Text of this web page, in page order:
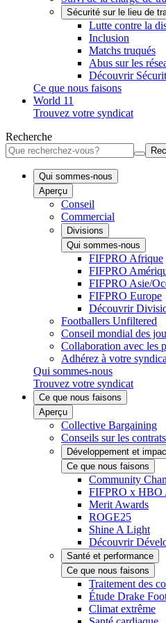
Sécurité sur le lieu de
Lutte contre la
Inclusion
Matchs truqués
Abus sur les
Découvrir
Ce que nous faisons
World 11
Trouvez votre syndicat
Recherche
Qui sommes-nous
Aperçu
Conseil
Commercial
Divisions
Qui sommes-nous
FIFPRO Afrique
FIFPRO
FIFPRO Asie/
FIFPRO Europe
Découvrir
Footballers Unfiltered
Conseil mondial des
Collaboration avec les
Adhérez à votre
Qui sommes-nous
Trouvez votre syndicat
Ce que nous faisons
Aperçu
Collective Bargaining
Conseils sur les contrats
Développement et
Ce que nous faisons
Community
FIFPRO x HBO
Merit Awards
ROGE25
Shine A Light
Découvrir
Santé et performance
Ce que nous faisons
Traitement des
Étude Drake
Climat extrême